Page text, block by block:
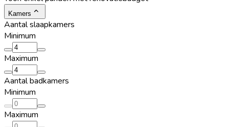
Kamers
Aantal slaapkamers
Minimum
Maximum
Aantal badkamers
Minimum
Maximum